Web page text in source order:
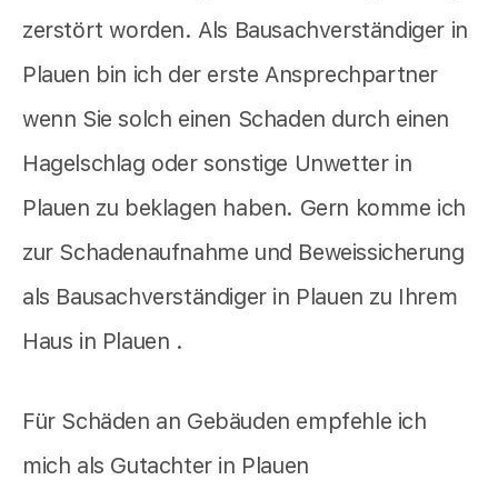
zerstört worden. Als Bausachverständiger in
Plauen bin ich der erste Ansprechpartner
wenn Sie solch einen Schaden durch einen
Hagelschlag oder sonstige Unwetter in
Plauen zu beklagen haben. Gern komme ich
zur Schadenaufnahme und Beweissicherung
als Bausachverständiger in Plauen zu Ihrem
Haus in Plauen .
Für Schäden an Gebäuden empfehle ich
mich als Gutachter in Plauen